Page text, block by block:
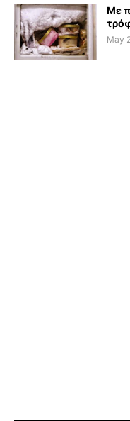
Με
May